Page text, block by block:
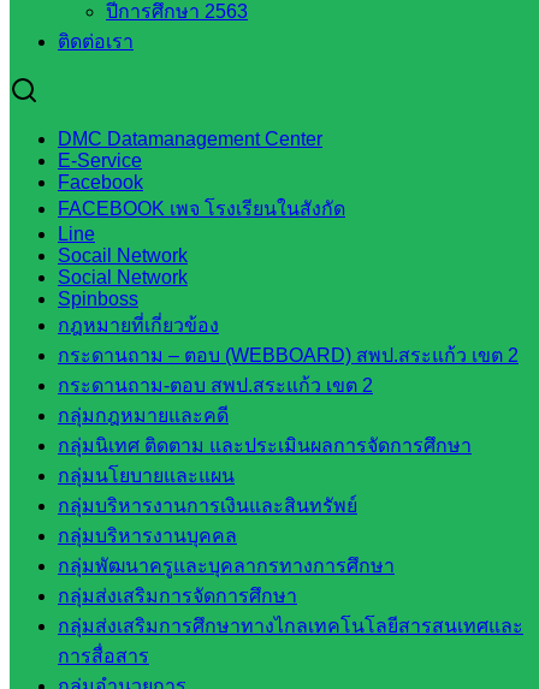
ปีการศึกษา 2563
ติดต่อเรา
DMC Datamanagement Center
E-Service
Facebook
FACEBOOK เพจ โรงเรียนในสังกัด
Line
Socail Network
Social Network
Spinboss
กฎหมายที่เกี่ยวข้อง
กระดานถาม – ตอบ (WEBBOARD) สพป.สระแก้ว เขต 2
กระดานถาม-ตอบ สพป.สระแก้ว เขต 2
กลุ่มกฎหมายและคดี
กลุ่มนิเทศ ติดตาม และประเมินผลการจัดการศึกษา
กลุ่มนโยบายและแผน
กลุ่มบริหารงานการเงินและสินทรัพย์
กลุ่มบริหารงานบุคคล
กลุ่มพัฒนาครูและบุคลากรทางการศึกษา
กลุ่มส่งเสริมการจัดการศึกษา
กลุ่มส่งเสริมการศึกษาทางไกลเทคโนโลยีสารสนเทศและ
การสื่อสาร
สพฐ.
สพฐ.
กรมบัญชี
กลาง
สำนักงาน
ส.ก.ส.ค
หน่วยงาน
ในจังหวัด
สระแก้ว
จังหวัด
สระแก้ว
องค์การ
บริหาร
ส่วน
จังหวัด
สระแก้ว